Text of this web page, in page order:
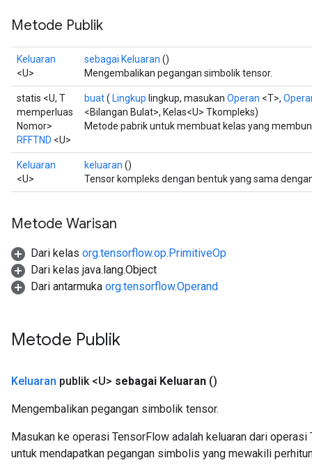
Metode Publik
Keluaran
<U>
sebagai Keluaran ()
Mengembalikan pegangan simbolik tensor.
statis <U, T
memperluas
Nomor>
RFFTND <U>
buat( Lingkup lingkup, masukan Operan <T>,
<Bilangan Bulat>, Kelas<U> Tkompleks)
Metode pabrik untuk membuat kelas yang
Keluaran
<U>
keluaran ()
Tensor kompleks dengan bentuk yang sama
Metode Warisan
Dari kelas org.tensorflow.op.PrimitiveOp
Dari kelas java.lang.Object
Dari antarmuka org.tensorflow.Operand
Metode Publik
Keluaran publik <U> sebagai Keluaran ()
Mengembalikan pegangan simbolik tensor.
Masukan ke operasi TensorFlow adalah keluaran dari
untuk mendapatkan pegangan simbolis yang mewakili